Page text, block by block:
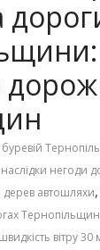
буревій
наслідки негоди
дерев автошляхи,
швидкість вітру 30